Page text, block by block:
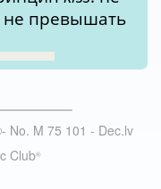
превышать
- No. M 75 101 - Dec.lv
Club®